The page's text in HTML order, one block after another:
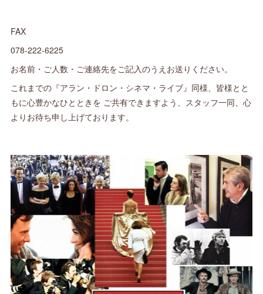
FAX
078-222-6225
お名前・ご人数・ご連絡先をご記入のうえお送りください。
これまでの『アラン・ドロン・シネマ・ライブ』同様、皆様とと
もに心豊かなひとときを ご共有できますよう、スタッフ一同、心
よりお待ち申し上げております。